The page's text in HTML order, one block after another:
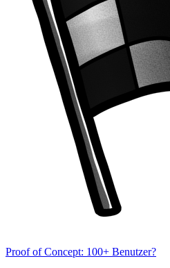
Proof of Concept: 100+ Benutzer?